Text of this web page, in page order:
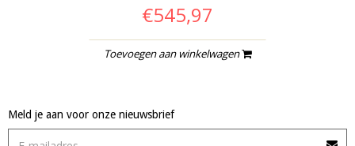
€545,97
Toevoegen aan winkelwagen
Meld je aan voor onze nieuwsbrief